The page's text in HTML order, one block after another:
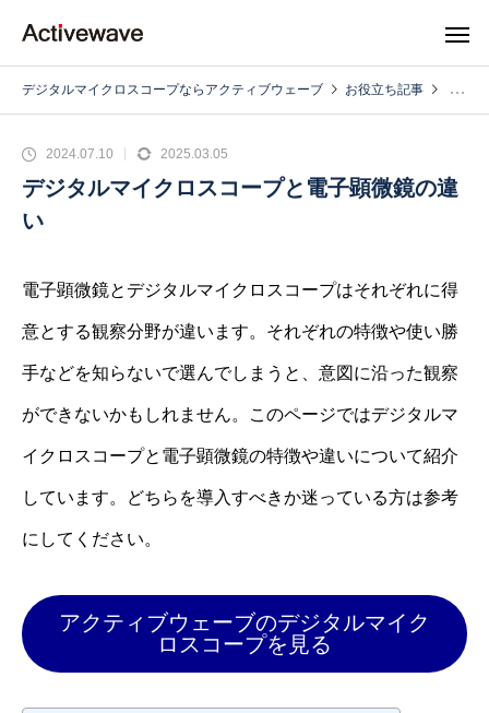
デジタルマイクロスコープならアクティブウェーブ お役立ち記事
2024.07.10 2025.03.05
デジタルマイクロスコープと電子顕微鏡の違
い
電子顕微鏡とデジタルマイクロスコープはそれぞれに得
意とする観察分野が違います。それぞれの特徴や使い勝
手などを知らないで選んでしまうと、意図に沿った観察
ができないかもしれません。このページではデジタルマ
イクロスコープと電子顕微鏡の特徴や違いについて紹介
しています。どちらを導入すべきか迷っている方は参考
にしてください。
アクティブウェーブのデジタルマイク
ロスコープを見る